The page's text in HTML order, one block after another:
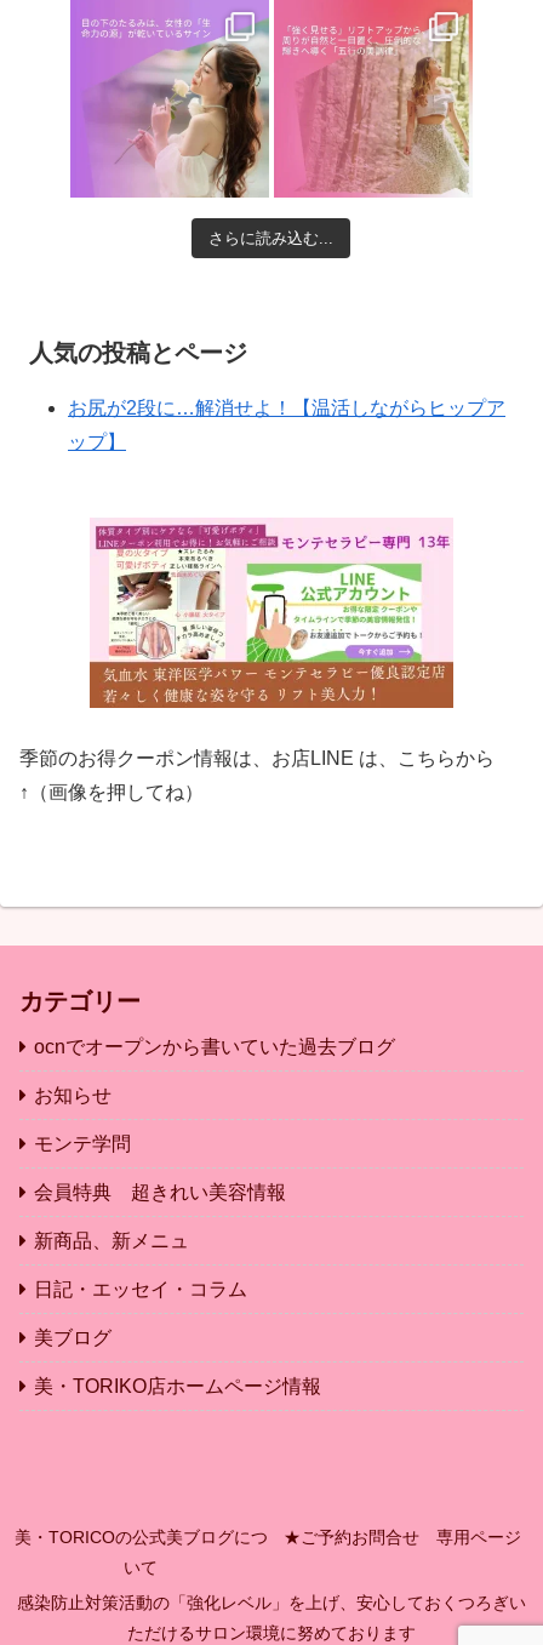
さらに読み込む...
人気の投稿とページ
お尻が2段に…解消せよ！【温活しながらヒップア
ップ】
季節のお得クーポン情報は、お店LINE は、こちらから
↑（画像を押してね）
カテゴリー
ocnでオープンから書いていた過去ブログ
お知らせ
モンテ学問
会員特典 超きれい美容情報
新商品、新メニュ
日記・エッセイ・コラム
美ブログ
美・TORIKO店ホームページ情報
美・TORICOの公式美ブログにつ
いて
★ご予約お問合せ 専用ページ
感染防止対策活動の「強化レベル」を上げ、安心しておくつろぎい
ただけるサロン環境に努めております